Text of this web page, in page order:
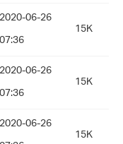
2020-06-26
07:36
15K
2020-06-26
07:36
15K
2020-06-26
15K